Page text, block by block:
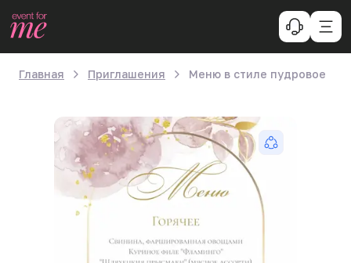
Главная Приглашения Меню в стиле пудровое